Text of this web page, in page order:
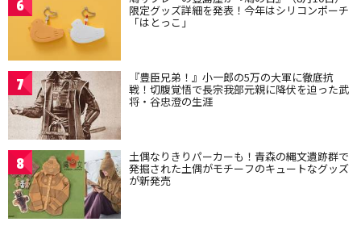
6 限定グッズ詳細を発表！今年はシリコンポーチ
「はとっこ」
7 『豊臣兄弟！』小一郎の5万の大軍に徹底抗
戦！切腹覚悟で長宗我部元親に降伏を迫った武
将・谷忠澄の生涯
8 土偶なりきりパーカーも！青森の縄文遺跡群で
発掘された土偶がモチーフのキュートなグッズ
が新発売